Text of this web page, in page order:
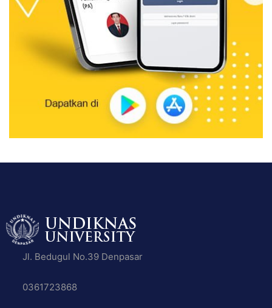
Jl. Bedugul No.39 Denpasar
0361723868